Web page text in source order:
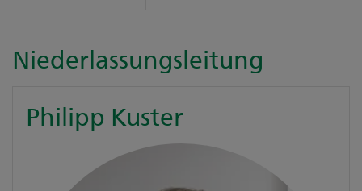
Niederlassungsleitung
Philipp Kuster